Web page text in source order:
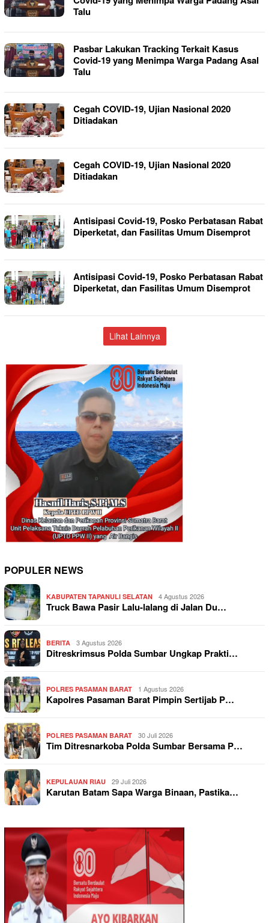
Talu
Pasbar Lakukan Tracking Terkait Kasus
Covid-19 yang Menimpa Warga Padang Asal
Talu
Cegah COVID-19, Ujian Nasional 2020
Ditiadakan
Cegah COVID-19, Ujian Nasional 2020
Ditiadakan
Antisipasi Covid-19, Posko Perbatasan Rabat
Diperketat, dan Fasilitas Umum Disemprot
Antisipasi Covid-19, Posko Perbatasan Rabat
Diperketat, dan Fasilitas Umum Disemprot
Lihat Lainnya
POPULER NEWS
KABUPATEN TAPANULI SELATAN 4 Agustus 2026
Truck Bawa Pasir Lalu-lalang di Jalan Du…
BERITA 3 Agustus 2026
Ditreskrimsus Polda Sumbar Ungkap Prakti…
POLRES PASAMAN BARAT 1 Agustus 2026
Kapolres Pasaman Barat Pimpin Sertijab P…
POLRES PASAMAN BARAT 30 Juli 2026
Tim Ditresnarkoba Polda Sumbar Bersama P…
KEPULAUAN RIAU 29 Juli 2026
Karutan Batam Sapa Warga Binaan, Pastika…